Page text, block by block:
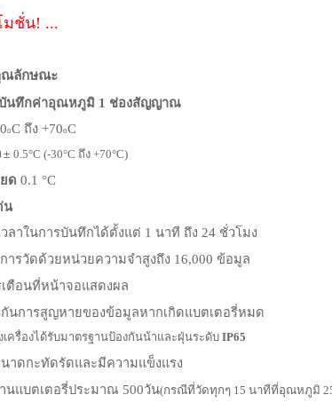
มชั่น! ...
ณลักษณะ
บันทึกค่าอุณหภูมิ 1 ช่องสัญญาณ
oC ถึง +70oC
± 0.5°C (-30°C ถึง +70°C)
ด 0.1 °C
น
ลาในการบันทึกได้ตั้งแต่ 1 นาที ถึง 24 ชั่วโมง
รวัดด้วยหน่วยความจำสูงถึง 16,000 ข้อมูล
ตือนที่หน้าจอแสดงผล
กันการสูญหายของข้อมูลหากเกิดแบตเตอรี่หมด
เครื่องได้รับมาตรฐานป้องกันน้าและฝุ่นระดับ IP65
าดกะทัดรัดและมีความแข็งแรง
นแบตเตอรี่ประมาณ 500วัน(กรณีที่วัดทุกๆ 15 นาทีที่อุณหภูมิ